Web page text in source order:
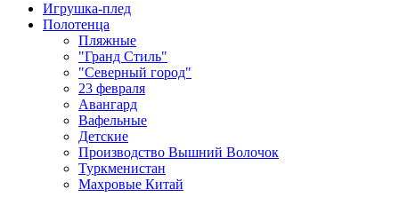
Игрушка-плед
Полотенца
Пляжные
"Гранд Стиль"
"Северный город"
23 февраля
Авангард
Вафельные
Детские
Производство Вышний Волочок
Туркменистан
Махровые Китай